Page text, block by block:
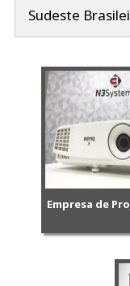
Sudeste
Empresa de